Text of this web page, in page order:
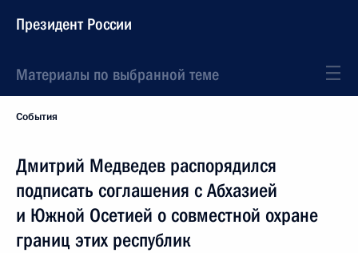
Президент России
Материалы по выбранной теме
События
Дмитрий Медведев распорядился
подписать соглашения с Абхазией
и Южной Осетией о совместной охране
границ этих республик